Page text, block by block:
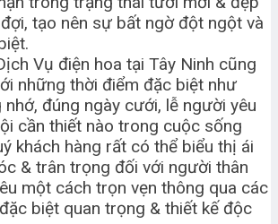
tạo nên sự bất ngờ đột ngột và
Vụ điện hoa tại Tây Ninh cũng
những thời điểm đặc biệt như
nhớ, đúng ngày cưới, lễ người yêu
cần thiết nào trong cuộc sống
khách hàng rất có thể biểu thị ái
& trân trọng đối với người thân
một cách trọn vẹn thông qua các
biệt quan trọng & thiết kế độc